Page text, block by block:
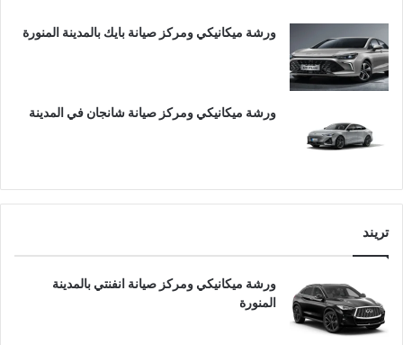
ورشة ميكانيكي ومركز صيانة بايك بالمدينة المنورة
ورشة ميكانيكي ومركز صيانة شانجان في المدينة
تريند
ورشة ميكانيكي ومركز صيانة انفنتي بالمدينة
المنورة